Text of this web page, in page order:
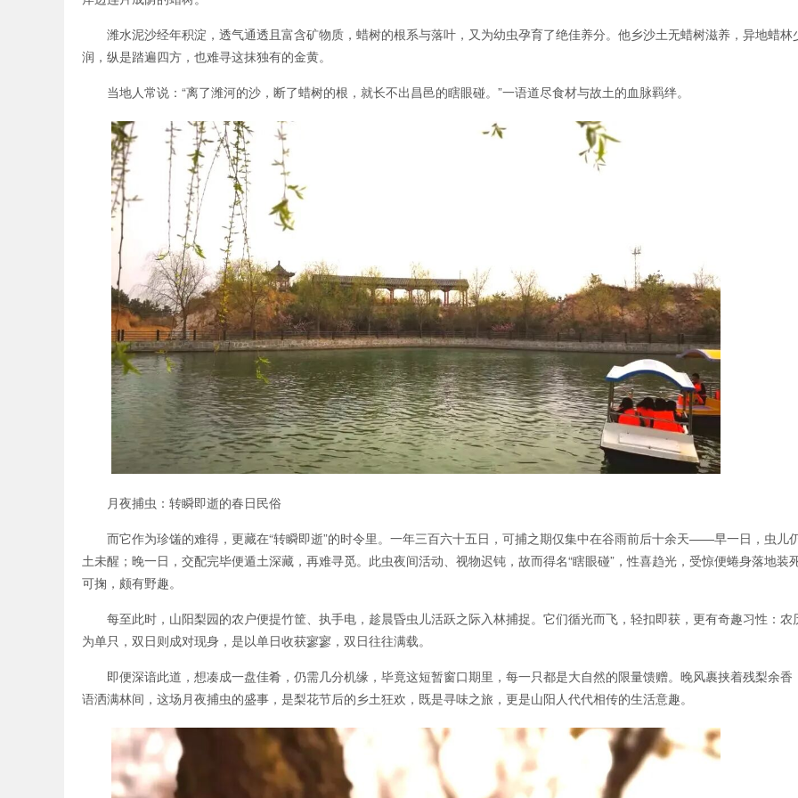
潍水泥沙经年积淀，透气通透且富含矿物质，蜡树的根系与落叶，又为幼虫孕育了绝佳养分。他乡沙土无蜡树滋养，异地蜡林
润，纵是踏遍四方，也难寻这抹独有的金黄。
当地人常说：“离了潍河的沙，断了蜡树的根，就长不出昌邑的瞎眼碰。”一语道尽食材与故土的血脉羁绊。
月夜捕虫：转瞬即逝的春日民俗
而它作为珍馐的难得，更藏在“转瞬即逝”的时令里。一年三百六十五日，可捕之期仅集中在谷雨前后十余天——早一日，虫儿
土未醒；晚一日，交配完毕便遁土深藏，再难寻觅。此虫夜间活动、视物迟钝，故而得名“瞎眼碰”，性喜趋光，受惊便蜷身落地装
可掬，颇有野趣。
每至此时，山阳梨园的农户便提竹筐、执手电，趁晨昏虫儿活跃之际入林捕捉。它们循光而飞，轻扣即获，更有奇趣习性：农
为单只，双日则成对现身，是以单日收获寥寥，双日往往满载。
即便深谙此道，想凑成一盘佳肴，仍需几分机缘，毕竟这短暂窗口期里，每一只都是大自然的限量馈赠。晚风裹挟着残梨余香
语洒满林间，这场月夜捕虫的盛事，是梨花节后的乡土狂欢，既是寻味之旅，更是山阳人代代相传的生活意趣。